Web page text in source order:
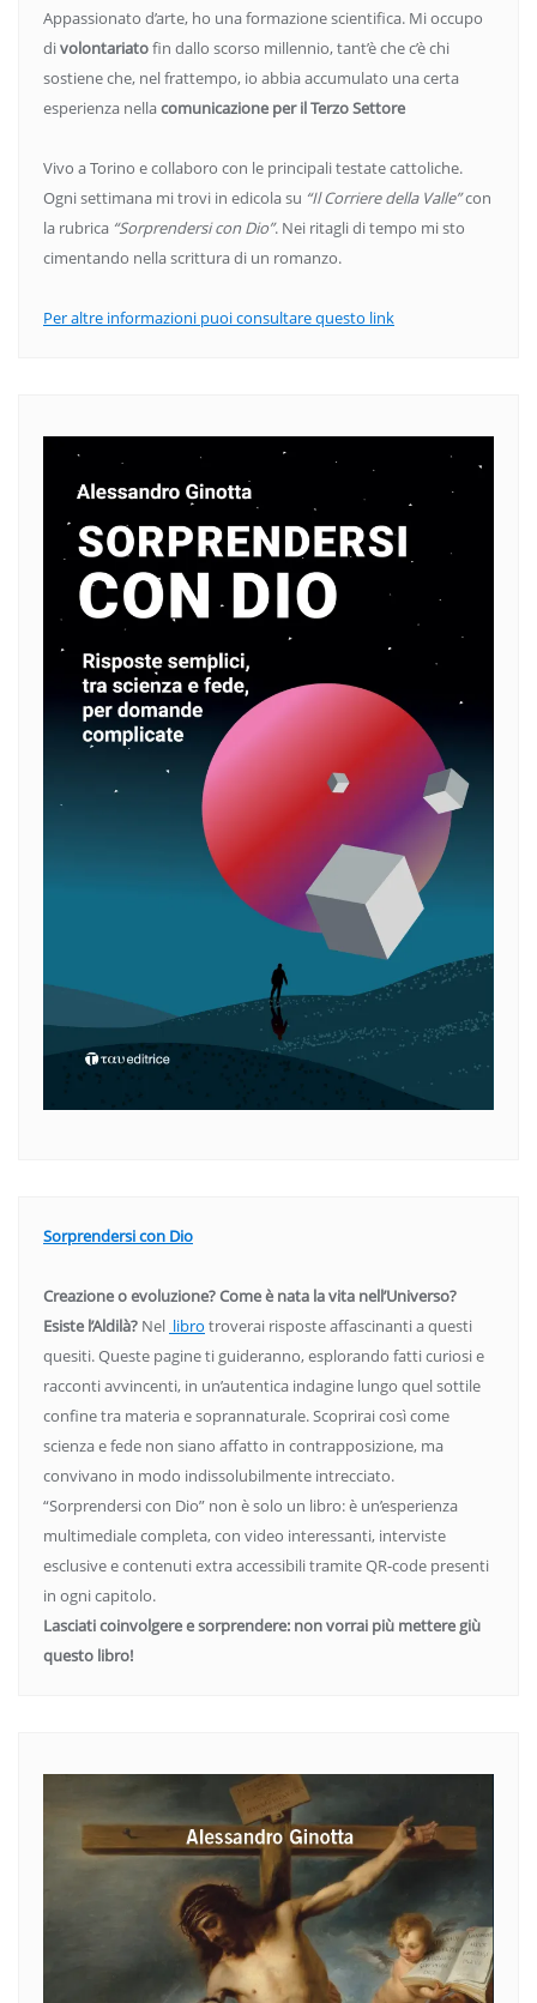
Appassionato d’arte, ho una formazione scientifica. Mi occupo
divolontariatofin dallo scorso millennio, tant’è che c’è chi
sostiene che, nel frattempo, io abbia accumulato una certa
esperienza nellacomunicazione per il Terzo Settore
Vivo a Torino e collaboro con le principali testate cattoliche.
Ogni settimana mi trovi in edicola su “Il Corriere della Valle”con
la rubrica “Sorprendersi con Dio”. Nei ritagli di tempo mi sto
cimentando nella scrittura di un romanzo.
Per altre informazioni puoi consultare questo link
Sorprendersi con Dio
Creazione o evoluzione? Come è nata la vita nell’Universo?
Esiste l’Aldilà? Nel libro troverai risposte affascinanti a questi
quesiti. Queste pagine ti guideranno, esplorando fatti curiosi e
racconti avvincenti, in un’autentica indagine lungo quel sottile
confine tra materia e soprannaturale. Scoprirai così come
scienza e fede non siano affatto in contrapposizione, ma
convivano in modo indissolubilmente intrecciato.
“Sorprendersi con Dio” non è solo un libro: è un’esperienza
multimediale completa, con video interessanti, interviste
esclusive e contenuti extra accessibili tramite QR-code presenti
in ogni capitolo.
Lasciati coinvolgere e sorprendere: non vorrai più mettere giù
questo libro!